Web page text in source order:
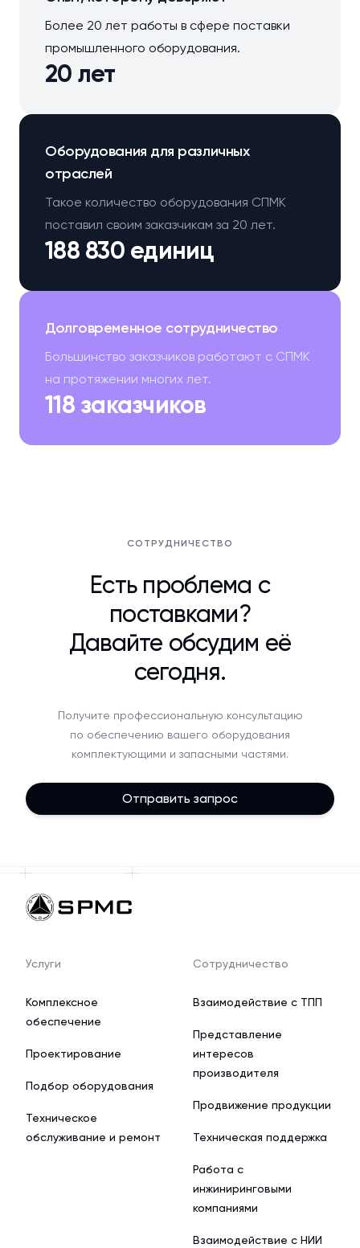
20 лет
Более 20 лет работы в сфере поставки
промышленного оборудования.
188 830 единиц
Оборудования для различных
отраслей
Такое количество оборудования СПМК
поставил своим заказчикам за 20 лет.
118 заказчиков
Долговременное сотрудничество
Большинство заказчиков работают с СПМК
на протяжении многих лет.
СОТРУДНИЧЕСТВО
Есть проблема с
поставками?
Давайте обсудим её
сегодня.
Получите профессиональную консультацию
по обеспечению вашего оборудования
комплектующими и запасными частями.
Отправить запрос
Услуги
Комплексное
обеспечение
Проектирование
Подбор оборудования
Техническое
обслуживание и ремонт
Сотрудничество
Взаимодействие с ТПП
Представление
интересов
производителя
Продвижение продукции
Техническая поддержка
Работа с
инжиниринговыми
компаниями
Взаимодействие с НИИ